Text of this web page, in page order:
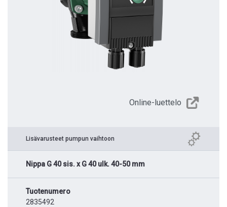
Online-luettelo
Lisävarusteet pumpun vaihtoon
Nippa G 40 sis. x G 40 ulk. 40-50 mm
Tuotenumero
2835492